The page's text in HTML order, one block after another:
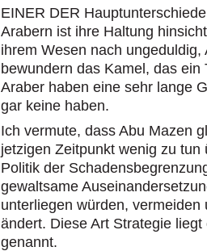
EINER DER
Arabern ist ihre Haltung
ihrem Wesen nach
bewundern das Kamel, das
Araber haben eine sehr lange
gar keine haben.
Ich vermute, dass Abu Mazen
jetzigen Zeitpunkt wenig zu
Politik der
gewaltsame
unterliegen würden,
ändert. Diese Art Strategie
genannt.